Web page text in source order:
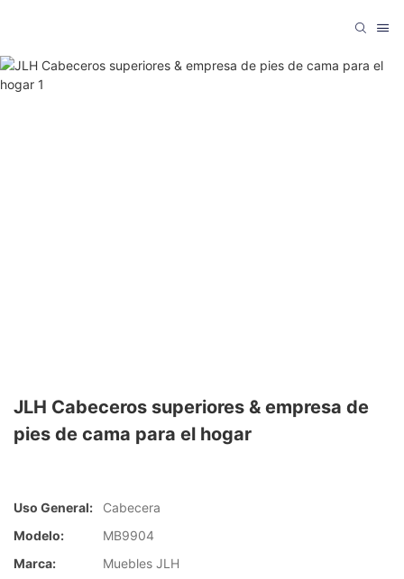
JLH Cabeceros superiores & empresa de
pies de cama para el hogar
Uso General:
Cabecera
Modelo:
MB9904
Marca:
Muebles JLH